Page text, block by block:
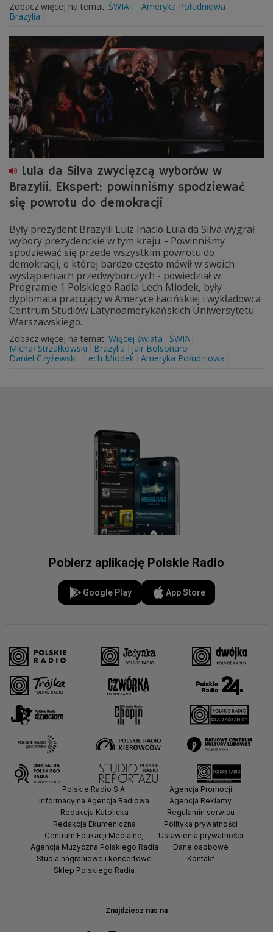
Zobacz więcej na temat: ŚWIAT
Ameryka Południowa
Brazylia
Lula da Silva zwycięzcą wyborów w
Brazylii. Ekspert: powinniśmy spodziewać
się powrotu do demokracji
Były prezydent Brazylii Luiz Inacio Lula da Silva wygrał
wybory prezydenckie w tym kraju. - Powinniśmy
spodziewać się przede wszystkim powrotu do
demokracji, o której bardzo często mówił w swoich
wystąpieniach przedwyborczych - powiedział w
Programie 1 Polskiego Radia Lech Miodek, były
dyplomata pracujący w Ameryce Łacińskiej i wykładowca
Centrum Studiów Latynoamerykańskich Uniwersytetu
Warszawskiego.
Zobacz więcej na temat: Więcej świata
ŚWIAT
Michał Strzałkowski
Brazylia
Jair Bolsonaro
Daniel Czyżewski
Lech Miodek Ameryka Południowa
Pobierz aplikację Polskie Radio
Google Play App Store
Znajdziesz nas na
Polskie Radio S.A.
Informacyjna Agencja Radiowa
Redakcja Katolicka
Redakcja Ekumeniczna
Centrum Edukacji Medialnej
Agencja Muzyczna Polskiego Radia
Studia nagraniowe i koncertowe
Sklep Polskiego Radia
Agencja Promocji
Agencja Reklamy
Regulamin serwisu
Polityka prywatności
Ustawienia prywatności
Dane osobowe
Kontakt